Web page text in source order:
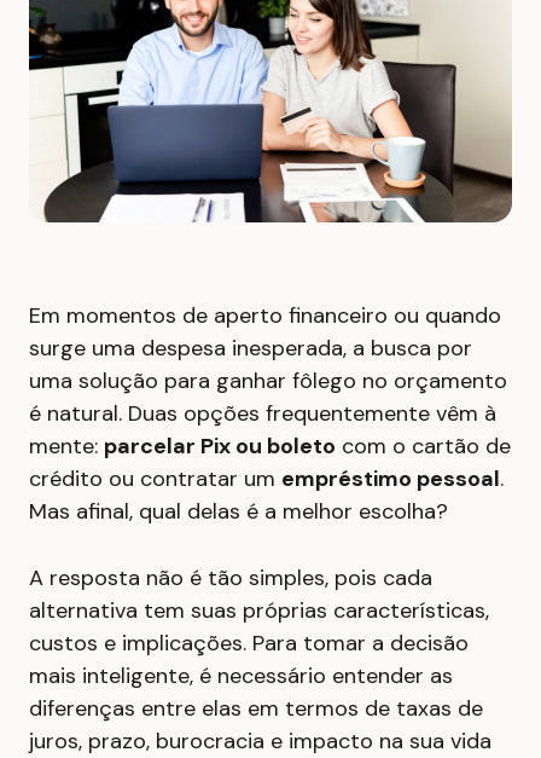
Em momentos de aperto financeiro ou quando
surge uma despesa inesperada, a busca por
uma solução para ganhar fôlego no orçamento
é natural. Duas opções frequentemente vêm à
mente: parcelar Pix ou boleto com o cartão de
crédito ou contratar um empréstimo pessoal.
Mas afinal, qual delas é a melhor escolha?
A resposta não é tão simples, pois cada
alternativa tem suas próprias características,
custos e implicações. Para tomar a decisão
mais inteligente, é necessário entender as
diferenças entre elas em termos de taxas de
juros, prazo, burocracia e impacto na sua vida